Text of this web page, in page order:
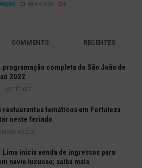
HÁ 4 ANOS
COMMENTS RECENTES
programação completa do São João de
2022
DE 2022
restaurantes temáticos em Fortaleza
neste feriado
DE 2021
Lima inicia venda de ingressos para
navio luxuoso; saiba mais